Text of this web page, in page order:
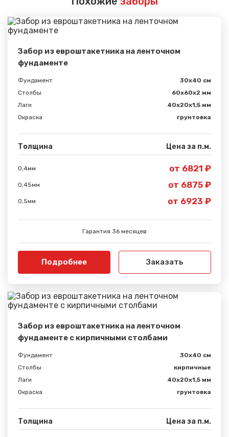
Забор из евроштакетника на ленточном
фундаменте
Фундамент
30x40 см
Столбы
60х60х2 мм
Лаги
40х20х1,5 мм
Окраска
грунтовка
Толщина Цена за п.м.
0,4мм от 6821 ₽
0,45мм от 6875 ₽
0,5мм от 6923 ₽
Гарантия 36 месяцев
Подробнее Заказать
Забор из евроштакетника на ленточном
фундаменте с кирпичными столбами
Фундамент
30x40 см
Столбы
кирпичные
Лаги
40х20х1,5 мм
Окраска
грунтовка
Толщина Цена за п.м.
Сообщение успешно
Спасибо за обращение, наш специалист свяжется с
Вами.